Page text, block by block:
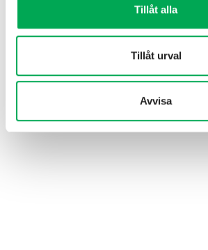
Tillåt alla
Tillåt urval
Avvisa